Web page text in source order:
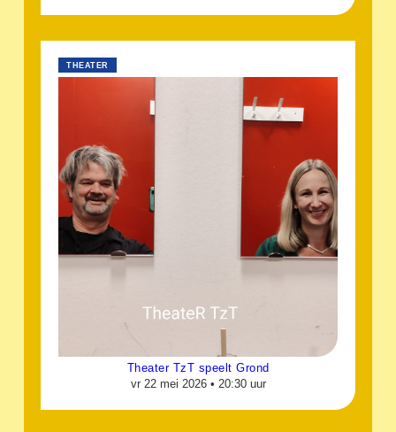
THEATER
Theater TzT speelt Grond
vr 22 mei 2026 • 20:30 uur